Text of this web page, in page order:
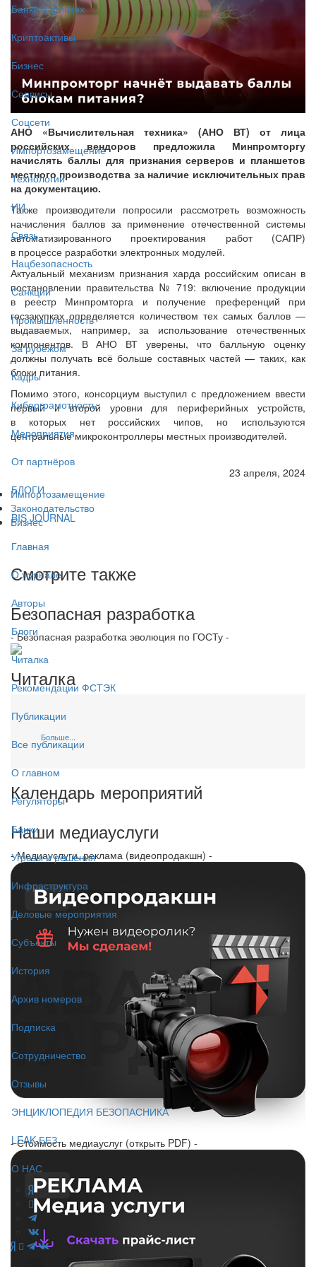
Банки и финтех
Криптоактивы
Бизнес
Сервисы
Соцсети
Импортозамещение
Технологии
ИИ
Связь
Нацбезопасность
Санкции
Промышленность
За рубежом
Кадры
Киберграмотность
Мероприятия
От партнёров
БЛОГИ
BIS JOURNAL
Главная
О журнале
Авторы
Блоги
Читалка
Рекомендации ФСТЭК
Публикации
Все публикации
О главном
Регуляторы
Банки
Угрозы и решения
Инфраструктура
Деловые мероприятия
Субъекты
История
Архив номеров
Подписка
Сотрудничество
Отзывы
ЭНЦИКЛОПЕДИЯ БЕЗОПАСНИКА
LEAK-БЕЗ
О НАС
АНО «Вычислительная техника» (АНО ВТ) от лица
российских вендоров предложила Минпромторгу
начислять баллы для признания серверов и планшетов
местного производства за наличие исключительных прав
на документацию.
Также производители попросили рассмотреть возможность
начисления баллов за применение отечественной системы
автоматизированного проектирования работ (САПР)
в процессе разработки электронных модулей.
Актуальный механизм признания харда российским описан в
постановлении правительства № 719: включение продукции
в реестр Минпромторга и получение преференций при
госзакупках определяется количеством тех самых баллов —
выдаваемых, например, за использование отечественных
компонентов. В АНО ВТ уверены, что балльную оценку
должны получать всё больше составных частей — таких, как
блоки питания.
Помимо этого, консорциум выступил с предложением ввести
первый и второй уровни для периферийных устройств,
в которых нет российских чипов, но используются
центральные микроконтроллеры местных производителей.
23 апреля, 2024
Импортозамещение
Законодательство
Бизнес
Смотрите также
Безопасная разработка
- Безопасная разработка эволюция по ГОСТу -
Читалка
Больше...
Календарь мероприятий
Наши медиауслуги
- Медиауслуги, реклама (видеопродакшн) -
- Стоимость медиауслуг (открыть PDF) -